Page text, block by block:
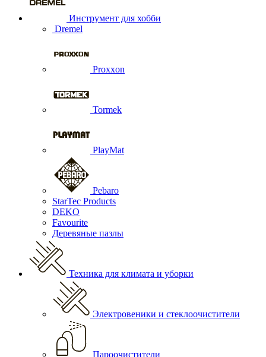
Инструмент для хобби
Dremel
Proxxon
Tormek
PlayMat
Pebaro
StarTec Products
DEKO
Favourite
Деревяные пазлы
Техника для климата и уборки
Электровеники и стеклоочистители
Пароочистители